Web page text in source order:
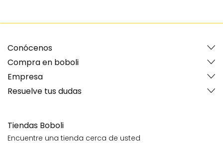
Conócenos
Compra en boboli
Empresa
Resuelve tus dudas
Tiendas Boboli
Encuentre una tienda cerca de usted